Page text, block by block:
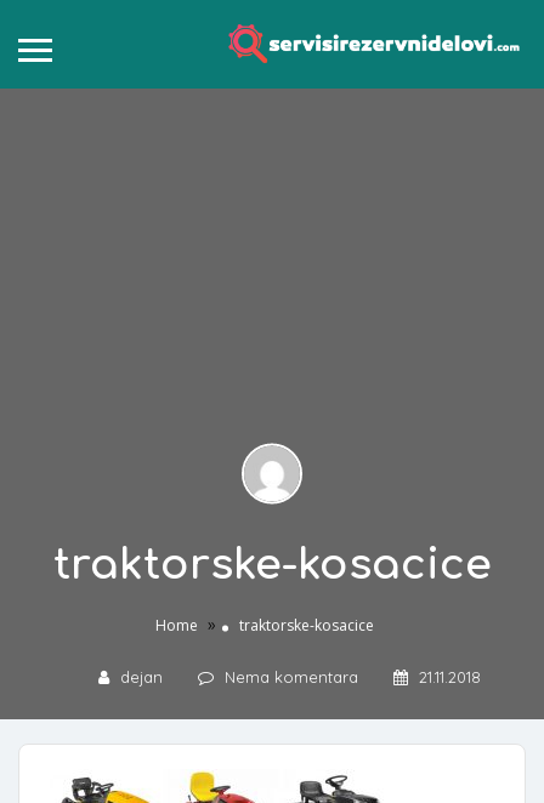
traktorske-kosacice
Home » traktorske-kosacice
dejan Nema komentara 21.11.2018